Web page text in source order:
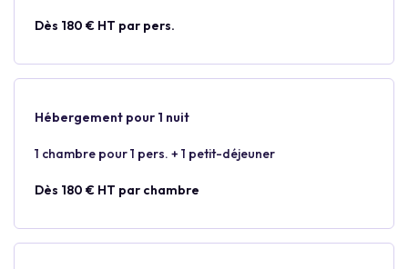
Dès 180 € HT par pers.
Hébergement pour 1 nuit
1 chambre pour 1 pers. + 1 petit-déjeuner
Dès 180 € HT par chambre